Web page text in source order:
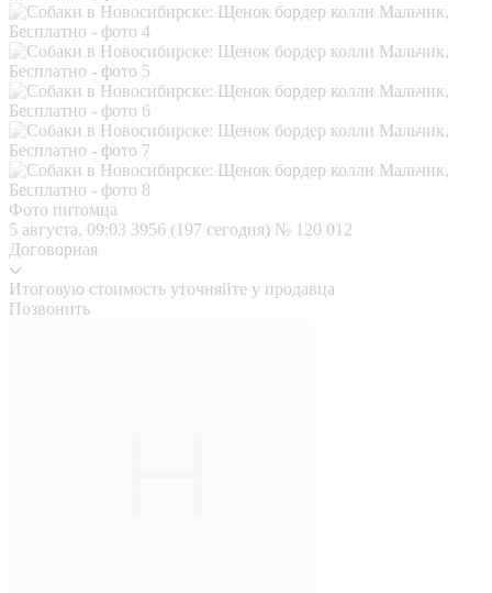
Фото питомца
5 августа, 09:03 3956 (197 сегодня) № 120 012
Договорная
Итоговую стоимость уточняйте у продавца
Позвонить